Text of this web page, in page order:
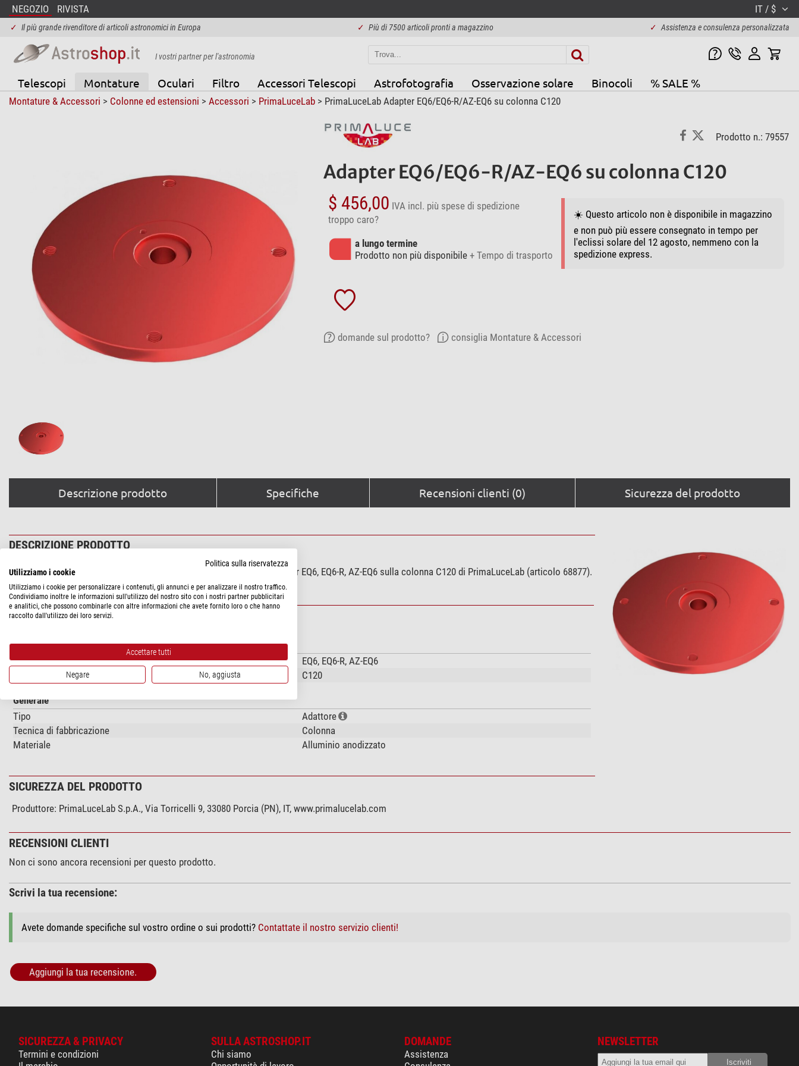
NEGOZIO RIVISTA IT / $
✓ Il più grande rivenditore di articoli astronomici in Europa ✓ Più di 7500 articoli pronti a magazzino ✓ Assistenza e consulenza personalizzata
I vostri partner per l'astronomia
Telescopi Montature Oculari Filtro Accessori Telescopi Astrofotografia Osservazione solare Binocoli % SALE %
Montature & Accessori > Colonne ed estensioni > Accessori > PrimaLuceLab> PrimaLuceLab Adapter EQ6/EQ6-R/AZ-EQ6 su colonna C120
Prodotto n.: 79557
Adapter EQ6/EQ6-R/AZ-EQ6 su colonna C120
$ 456,00 IVA incl. più spese di spedizione
troppo caro?
a lungo termine
Prodotto non più disponibile + Tempo di trasporto
☀️ Questo articolo non è disponibile in magazzino
e non può più essere consegnato in tempo per
l'eclissi solare del 12 agosto, nemmeno con la
spedizione express.
domande sul prodotto? consiglia Montature & Accessori
Descrizione prodotto Specifiche Recensioni clienti (0) Sicurezza del prodotto
DESCRIZIONE PRODOTTO
Questa piastra adattatore consente di installare le montature Skywatcher EQ6, EQ6-R, AZ-EQ6 sulla colonna C120 di PrimaLuceLab (articolo 68877).
SPECIFICHE
Prestazioni
Adatto per ...
EQ6, EQ6-R, AZ-EQ6
C120
Generale
Tipo
Adattore
Tecnica di fabbricazione
Colonna
Materiale
Alluminio anodizzato
SICUREZZA DEL PRODOTTO
Produttore: PrimaLuceLab S.p.A., Via Torricelli 9, 33080 Porcia (PN), IT, www.primalucelab.com
RECENSIONI CLIENTI
Non ci sono ancora recensioni per questo prodotto.
Scrivi la tua recensione:
Avete domande specifiche sul vostro ordine o sui prodotti? Contattate il nostro servizio clienti!
Aggiungi la tua recensione.
SICUREZZA & PRIVACY
Termini e condizioni
SULLA ASTROSHOP.IT
Chi siamo
DOMANDE
Assistenza
NEWSLETTER
Politica sulla riservatezza
Utilizziamo i cookie
Utilizziamo i cookie per personalizzare i contenuti, gli annunci e per analizzare il nostro traffico.
Condividiamo inoltre le informazioni sull'utilizzo del nostro sito con i nostri partner pubblicitari
e analitici, che possono combinarle con altre informazioni che avete fornito loro o che hanno
raccolto dall'utilizzo dei loro servizi.
Accettare tutti
Negare No, aggiusta